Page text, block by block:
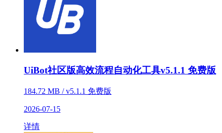
UiBot社区版高效流程自动化工具v5.1.1 免费版
184.72 MB / v5.1.1 免费版
2026-07-15
详情